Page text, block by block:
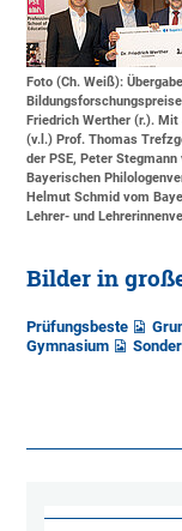
Foto (Ch. Weiß):
Friedrich Werther (r.).
(v.l.) Prof. Thomas
der PSE, Peter Stegmann
Bayerischen
Helmut Schmid vom
Lehrer- und
Bilder in
Prüfungsbeste
Gymnasium